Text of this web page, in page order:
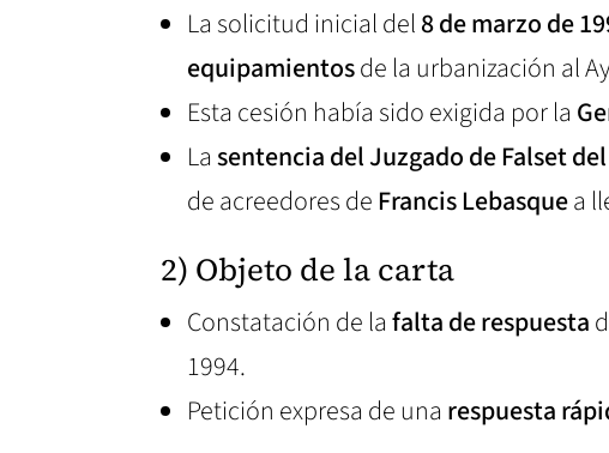
La solicitud inicial del8 de marzo de
equipamientosde la urbanización al
Esta cesión había sido exigida por la
Lasentencia del Juzgado de Falset
de acreedores deFrancis Lebasquea
2) Objeto de la carta
Constatación de lafalta de respuesta
1994.
Petición expresa de una respuesta